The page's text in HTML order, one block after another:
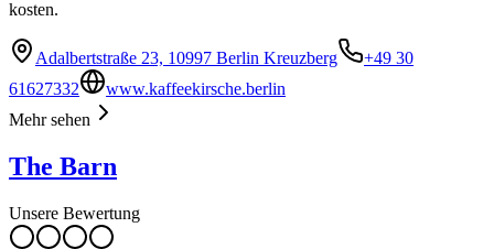
kosten.
Adalbertstraße 23, 10997 Berlin Kreuzberg
+49 30
61627332
www.kaffeekirsche.berlin
Mehr sehen
The Barn
Unsere Bewertung